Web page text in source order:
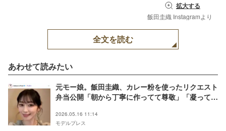
拡大する
飯田圭織 Instagramより
全文を読む
あわせて読みたい
元モー娘。飯田圭織、カレー粉を使ったリクエスト
弁当公開「朝から丁寧に作ってて尊敬」「凝ってて
2026.05.16 11:14
モデルプレス